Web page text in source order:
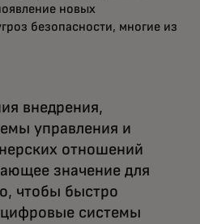
новых
безопасности, многие из
внедрения,
управления и
отношений
значение для
чтобы быстро
системы